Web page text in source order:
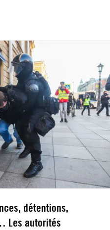
détentions,
Les autorités